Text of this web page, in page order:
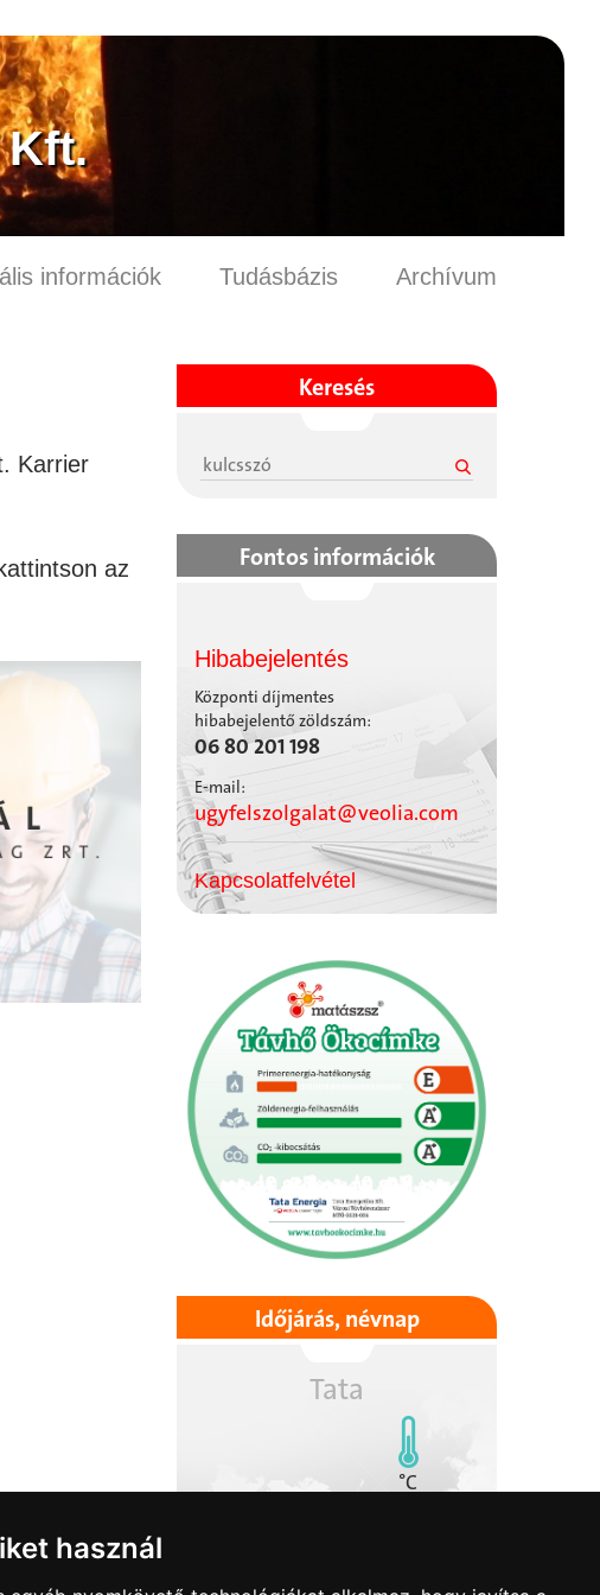
használ
Kft.
információk Tudásbázis Archívum
Karrier
az
Keresés
Fontos információk
Hibabejelentés
Központi díjmentes
hibabejelentő zöldszám:
06 80 201 198
E-mail:
ugyfelszolgalat@veolia.com
Kapcsolatfelvétel
Időjárás, névnap
Tata
°C